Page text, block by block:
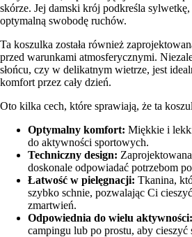
skórze. Jej damski krój podkreśla
optymalną swobodę ruchów.
Ta koszulka została również
przed warunkami atmosferycznymi.
słońcu, czy w delikatnym wietrze, jest
komfort przez cały dzień.
Oto kilka cech, które sprawiają, że ta
Optymalny komfort: Miękkie i
do aktywności sportowych.
Techniczny design:
doskonale odpowiadać potrzebom
Łatwość w pielęgnacji: Tkanina,
szybko schnie, pozwalając Ci
zmartwień.
Odpowiednia do wielu aktywności:
campingu lub po prostu, aby cieszyć